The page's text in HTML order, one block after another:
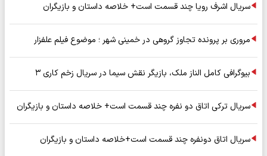
سریال اشرف رویا چند قسمت است+ خلاصه داستان و بازیگران
مروری بر پرونده تجاوز گروهی در خمینی شهر ؛ موضوع فیلم علفزار
بیوگرافی کامل الناز ملک، بازیگر نقش سیما در سریال زخم کاری ۳
سریال ترکی اتاق دو نفره چند قسمت است+ خلاصه داستان و بازیگران
سریال اتاق دونفره چند قسمت است+خلاصه داستان و بازیگران